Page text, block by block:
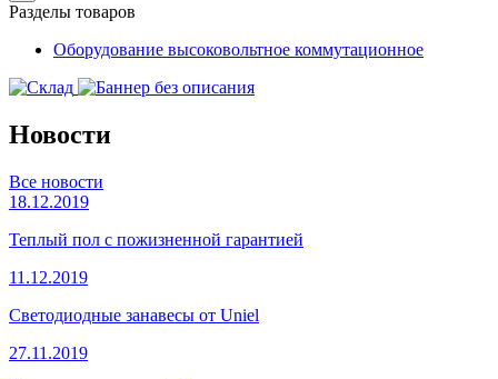
Разделы товаров
Оборудование высоковольтное коммутационное
Новости
Все новости
18.12.2019
Теплый пол с пожизненной гарантией
11.12.2019
Светодиодные занавесы от Uniel
27.11.2019